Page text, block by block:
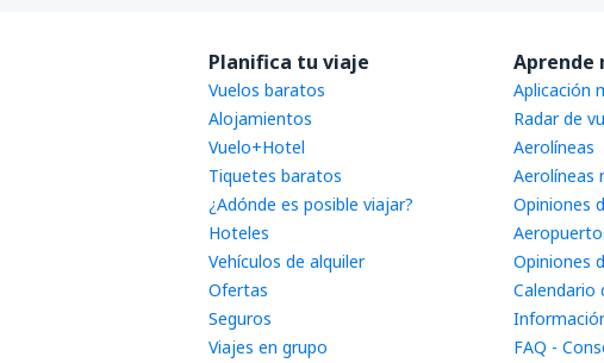
Planifica tu viaje
Vuelos baratos
Alojamientos
Vuelo+Hotel
Tiquetes baratos
¿Adónde es posible viajar?
Hoteles
Vehículos de alquiler
Ofertas
Seguros
Viajes en grupo
Aprende
Aplicación
Radar de
Aerolíneas
Aerolíneas
Opiniones
Opiniones
Calendario
FAQ -